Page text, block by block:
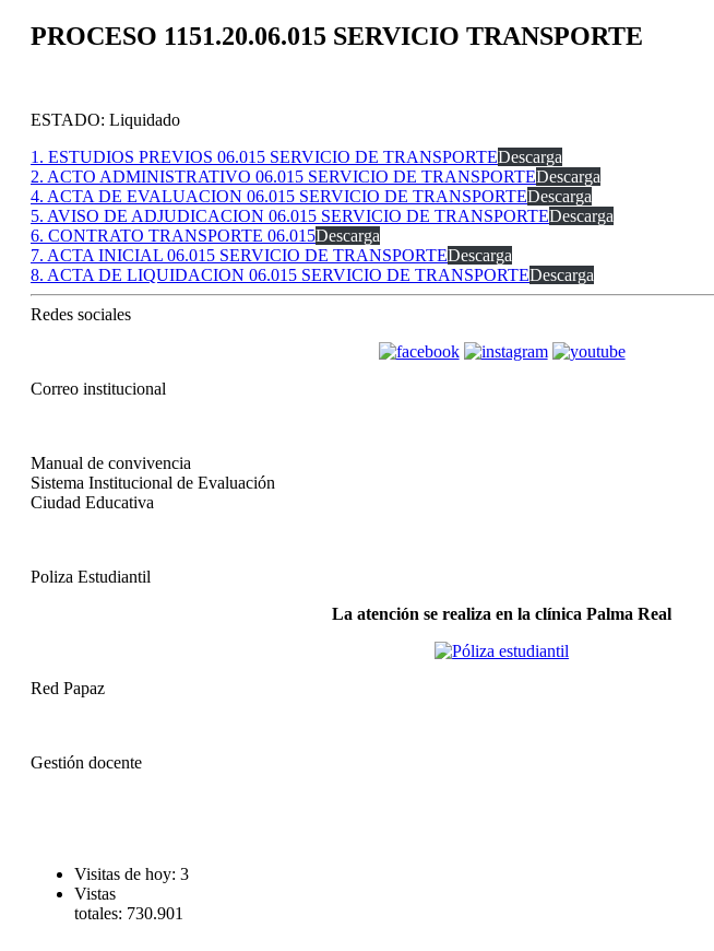
PROCESO 1151.20.06.015 SERVICIO TRANSPORTE
ESTADO: Liquidado
1. ESTUDIOS PREVIOS 06.015 SERVICIO DE TRANSPORTEDescarga
2. ACTO ADMINISTRATIVO 06.015 SERVICIO DE TRANSPORTEDescarga
4. ACTA DE EVALUACION 06.015 SERVICIO DE TRANSPORTEDescarga
5. AVISO DE ADJUDICACION 06.015 SERVICIO DE TRANSPORTEDescarga
6. CONTRATO TRANSPORTE 06.015Descarga
7. ACTA INICIAL 06.015 SERVICIO DE TRANSPORTEDescarga
8. ACTA DE LIQUIDACION 06.015 SERVICIO DE TRANSPORTEDescarga
Redes sociales
Correo institucional
Manual de convivencia
Sistema Institucional de Evaluación
Ciudad Educativa
Poliza Estudiantil
La atención se realiza en la clínica Palma Real
Red Papaz
Gestión docente
Visitas de hoy: 3
Vistas
totales: 730.901